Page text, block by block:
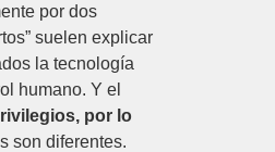
por dos
suelen explicar
la tecnología
humano. Y el
por lo
son diferentes.